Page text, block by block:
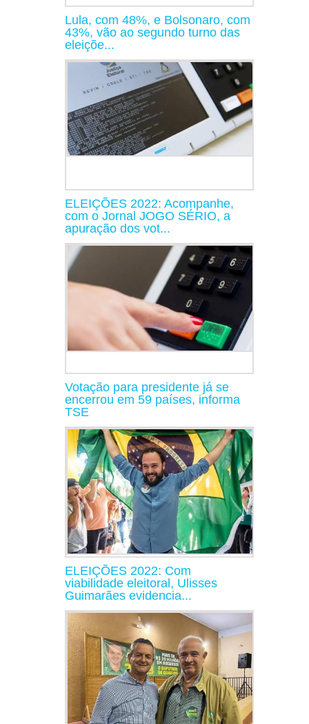
Lula, com 48%, e Bolsonaro, com
43%, vão ao segundo turno das
eleiçõe...
ELEIÇÕES 2022: Acompanhe,
com o Jornal JOGO SÉRIO, a
apuração dos vot...
Votação para presidente já se
encerrou em 59 países, informa
TSE
ELEIÇÕES 2022: Com
viabilidade eleitoral, Ulisses
Guimarães evidencia...